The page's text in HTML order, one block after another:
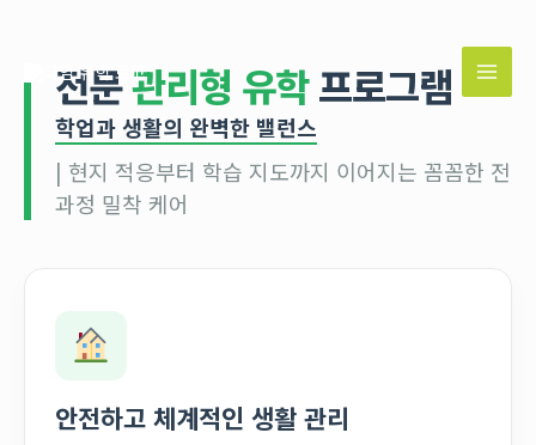
전문관리형 유학프로그램
학업과 생활의 완벽한 밸런스
| 현지 적응부터 학습 지도까지 이어지는 꼼꼼한 전
과정 밀착 케어
안전하고 체계적인 생활 관리